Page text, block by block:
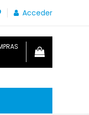
Acceder